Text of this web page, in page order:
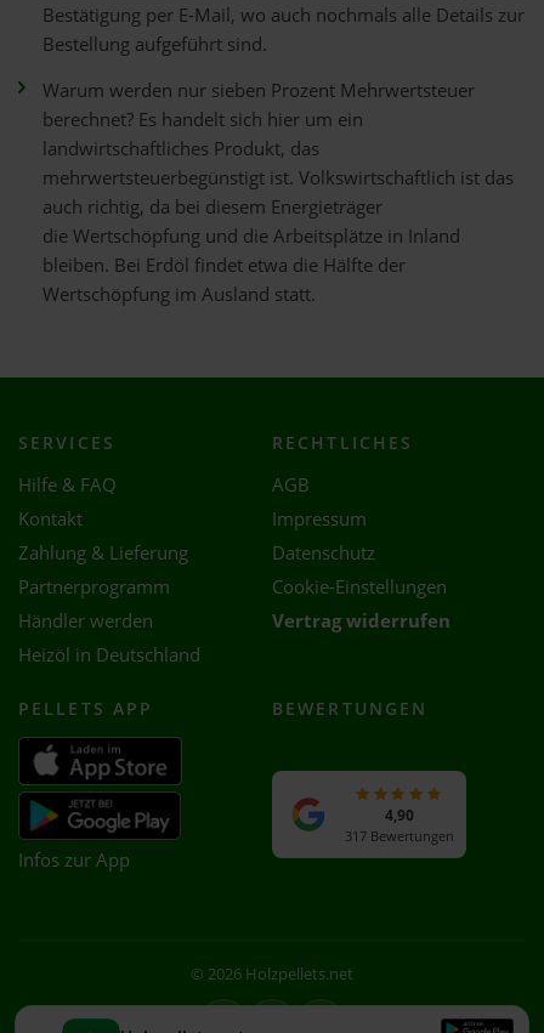
Bestätigung per E-Mail, wo auch nochmals alle Details zur
Bestellung aufgeführt sind.
Warum werden nur sieben Prozent Mehrwertsteuer
berechnet? Es handelt sich hier um ein
landwirtschaftliches Produkt, das
mehrwertsteuerbegünstigt ist. Volkswirtschaftlich ist das
auch richtig, da bei diesem Energieträger
die Wertschöpfung und die Arbeitsplätze in Inland
bleiben. Bei Erdöl findet etwa die Hälfte der
Wertschöpfung im Ausland statt.
SERVICES
Hilfe & FAQ
Kontakt
Zahlung & Lieferung
Partnerprogramm
Händler werden
Heizöl in Deutschland
RECHTLICHES
AGB
Impressum
Datenschutz
Cookie-Einstellungen
Vertrag widerrufen
PELLETS APP
Infos zur App
BEWERTUNGEN
4,90
317 Bewertungen
© 2026 Holzpellets.net